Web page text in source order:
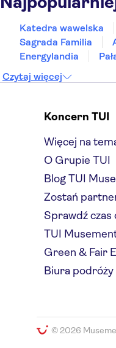
Katedra wawelska
Sagrada Familia
Energylandia
Czytaj więcej
Koncern TUI
Więcej na
O Grupie TUI
Blog TUI
Zostań
Sprawdź czas
TUI
Green & Fair
Biura podróży
© 2026